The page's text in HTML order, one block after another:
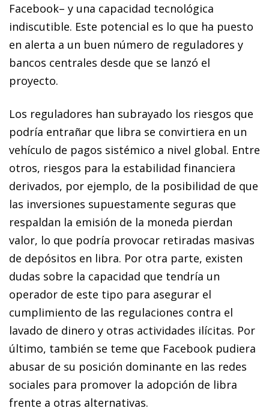
Facebook– y una capacidad tecnológica
indiscutible. Este potencial es lo que ha puesto
en alerta a un buen número de reguladores y
bancos centrales desde que se lanzó el
proyecto.
Los reguladores han subrayado los riesgos que
podría entrañar que libra se convirtiera en un
vehículo de pagos sistémico a nivel global. Entre
otros, riesgos para la estabilidad financiera
derivados, por ejemplo, de la posibilidad de que
las inversiones supuestamente seguras que
respaldan la emisión de la moneda pierdan
valor, lo que podría provocar retiradas masivas
de depósitos en libra. Por otra parte, existen
dudas sobre la capacidad que tendría un
operador de este tipo para asegurar el
cumplimiento de las regulaciones contra el
lavado de dinero y otras actividades ilícitas. Por
último, también se teme que Facebook pudiera
abusar de su posición dominante en las redes
sociales para promover la adopción de libra
frente a otras alternativas.